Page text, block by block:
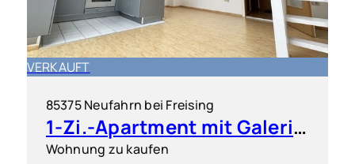
VERKAUFT
85375 Neufahrn bei Freising
1-Zi.-Apartment mit Galerie und EBK
Wohnung zu kaufen